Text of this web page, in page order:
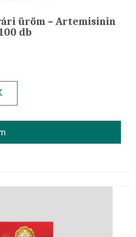
üröm – Artemisinin
db